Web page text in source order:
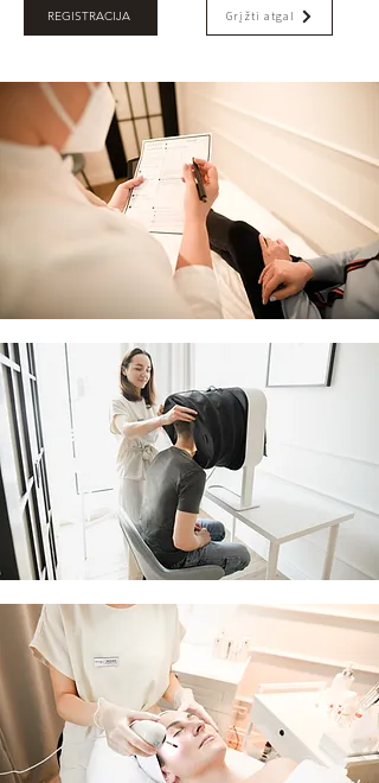
REGISTRACIJA Grįžti atgal